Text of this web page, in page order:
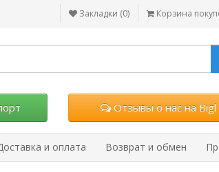
Закладки (0) Корзина
Отзывы о нас на Bigl
и оплата Возврат и обмен